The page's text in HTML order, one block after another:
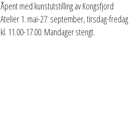
Åpent med kunstutstilling av Kongsfjord
Atelier 1. mai-27. september, tirsdag-fredag
kl. 11.00-17.00. Mandager stengt.